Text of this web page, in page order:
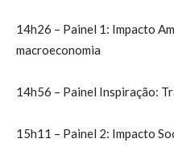
14h26 – Painel 1: Impacto
macroeconomia
14h56 – Painel Inspiração:
15h11 – Painel 2: Impacto